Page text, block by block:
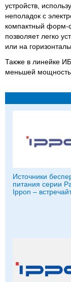
устройств,
неполадок с
компактный форм-
позволяет легко
или на
Также в линейке
меньшей
Источники
питания серии
Ippon –